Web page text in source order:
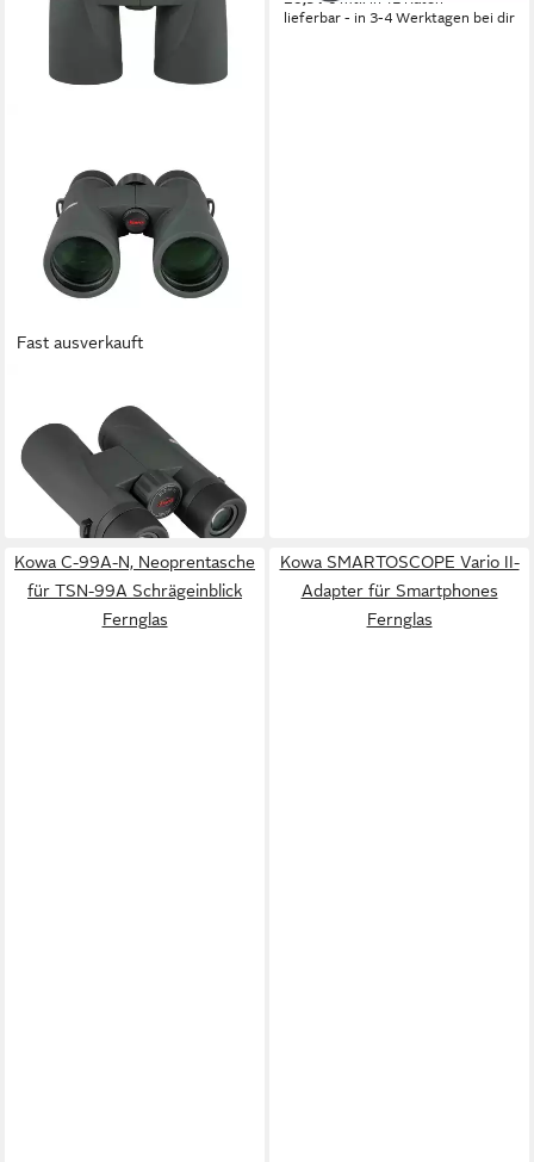
Fast ausverkauft
Kowa Fernglas SVIII 10x42
Fernglas
376,77 €
18,71 €
mtl. in 24 Raten
lieferbar - in 3-4 Werktagen bei dir
lieferbar - in 3-4 Werktagen bei dir
Kowa C-99A-N, Neoprentasche
für TSN-99A Schrägeinblick
Fernglas
Kowa SMARTOSCOPE Vario II-
Adapter für Smartphones
Fernglas